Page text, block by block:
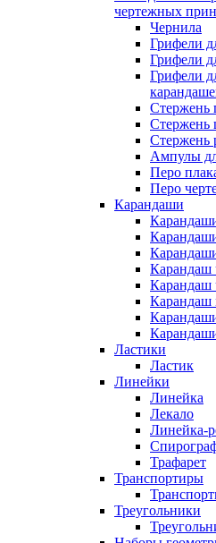
чертежных
Чернила
Грифели
Грифели
Грифели
Стержень
Стержень
Стержень
Ампулы
Перо
Перо
Карандаши
Карандаш
Карандаш
Карандаш
Ластики
Ластик
Линейки
Линейка
Лекало
Линейка-
Трафарет
Транспортиры
Треугольники